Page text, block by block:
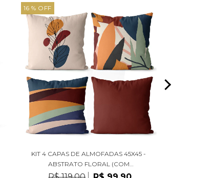
16 % OFF
KIT 4 CAPAS DE ALMOFADAS 45X45 -
ABSTRATO FLORAL (COM
ENCHIMENTOS)